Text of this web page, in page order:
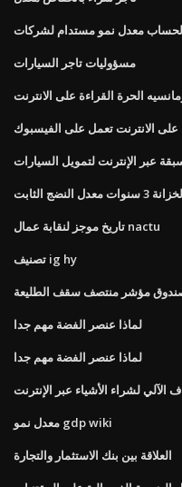
لحساب معدل نمو مستدام لشركات
مسؤوليات تاجر السيارات
الحرة القراءة على الانترنت
الانترنت تعمل على الفيسبوك
عبر الإنترنت لتمويل السيارات
معدل النضج الثابت
تاريخ موجز لنقابة عمال nactu
تصنيف ig hy
مؤشر منتصف سقف الطليعة
لماذا عنصر الفضة مهم جدا
لماذا عنصر الفضة مهم جدا
لشراء الأشياء عبر الإنترنت
معدل نمو gdp wiki
العلاقة بين بنك الاستثمار والتجارة